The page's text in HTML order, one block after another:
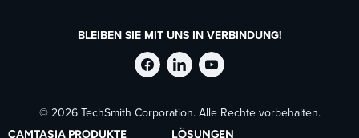
BLEIBEN SIE MIT UNS IN VERBINDUNG!
TechSmith
auf
TechSmith
auf
TechSmith
auf
© 2026 TechSmith Corporation. Alle Rechte vorbehalten.
CAMTASIA PRODUKTE LÖSUNGEN